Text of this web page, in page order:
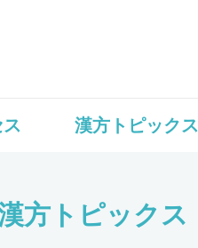
漢方トピックス
方トピックス